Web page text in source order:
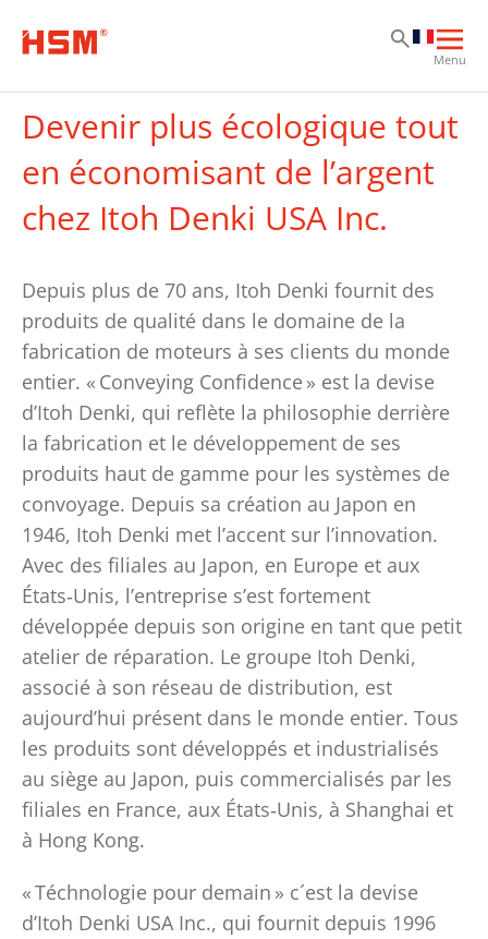
la
Menu
Devenir plus écologique tout
en économisant de l’argent
chez Itoh Denki USA Inc.
Depuis plus de 70 ans, Itoh Denki fournit des
produits de qualité dans le domaine de la
fabrication de moteurs à ses clients du monde
entier. « Conveying Confidence » est la devise
d’Itoh Denki, qui reflète la philosophie derrière
la fabrication et le développement de ses
produits haut de gamme pour les systèmes de
convoyage. Depuis sa création au Japon en
1946, Itoh Denki met l’accent sur l’innovation.
Avec des filiales au Japon, en Europe et aux
États‑Unis, l’entreprise s’est fortement
développée depuis son origine en tant que petit
atelier de réparation. Le groupe Itoh Denki,
associé à son réseau de distribution, est
aujourd’hui présent dans le monde entier. Tous
les produits sont développés et industrialisés
au siège au Japon, puis commercialisés par les
filiales en France, aux États‑Unis, à Shanghai et
à Hong Kong.
« Téchnologie pour demain » c´est la devise
d’Itoh Denki USA Inc., qui fournit depuis 1996